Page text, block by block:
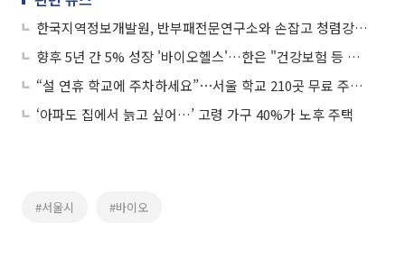
한국지역정보개발원, 반부패전문연구소와 손잡고 청렴강화 나섰다
향후 5년 간 5% 성장 '바이오헬스'…한은 "건강보험 등 데이터로 첨단산업 육성"
“설 연휴 학교에 주차하세요”⋯서울 학교 210곳 무료 주차 개방
‘아파도 집에서 늙고 싶어…’ 고령 가구 40%가 노후 주택
#서울시 #바이오